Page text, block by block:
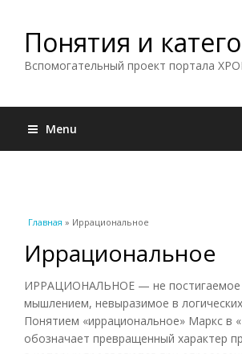
Понятия и
Вспомогательный проект портала
Menu
Вы здесь
Главная » Иррациональное
Иррациональное
ИРРАЦИОНАЛЬНОЕ — не постигаемое
мышлением, невыразимое в
Понятием «иррациональное» Маркс в
обозначает превращенный характер